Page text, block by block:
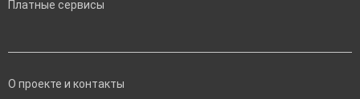
Платные сервисы
О проекте и контакты